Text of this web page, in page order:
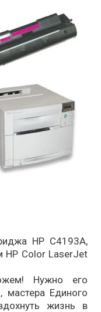
HP C4193A,
HP Color LaserJet
Нужно его
мастера Единого
жизнь в